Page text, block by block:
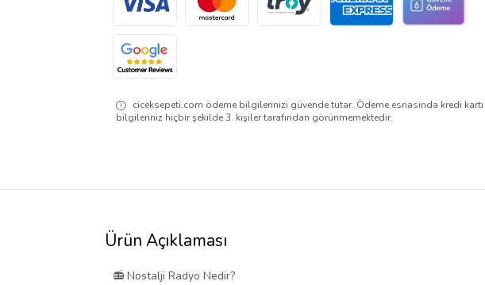
ciceksepeti.com ödeme bilgilerinizi güvende tutar. Ödeme esnasında kredi kartı
bilgileriniz hiçbir şekilde 3. kişiler tarafından görünmemektedir.
Ürün Açıklaması
📻 Nostalji Radyo Nedir?